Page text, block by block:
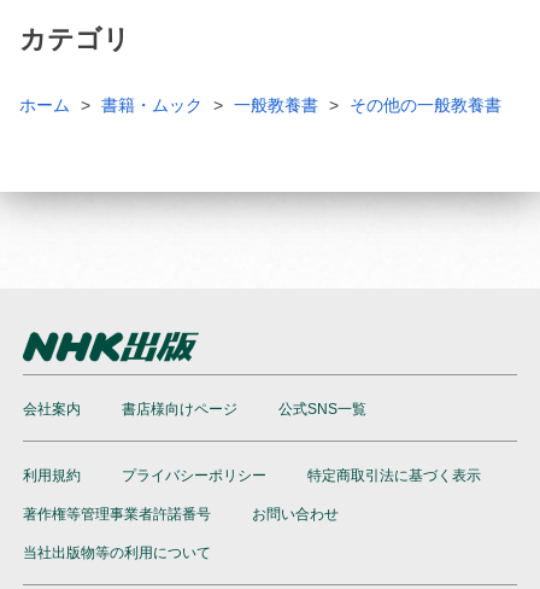
カテゴリ
ホーム 書籍・ムック 一般教養書 その他の一般教養書
会社案内 書店様向けページ 公式SNS一覧
利用規約 プライバシーポリシー 特定商取引法に基づく表示
著作権等管理事業者許諾番号 お問い合わせ
当社出版物等の利用について